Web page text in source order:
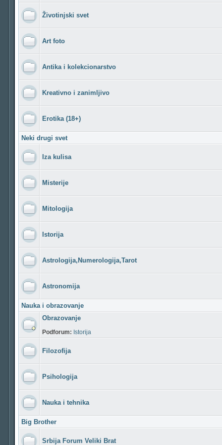
Životinjski svet
Art foto
Antika i kolekcionarstvo
Kreativno i zanimljivo
Erotika (18+)
Neki drugi svet
Iza kulisa
Misterije
Mitologija
Istorija
Astrologija,Numerologija,Tarot
Astronomija
Nauka i obrazovanje
Obrazovanje
Podforum: Istorija
Filozofija
Psihologija
Nauka i tehnika
Big Brother
Srbija Forum Veliki Brat